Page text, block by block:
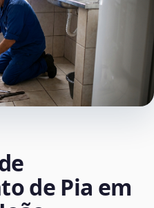
de Pia em